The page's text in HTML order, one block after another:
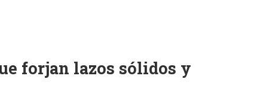
forjan lazos sólidos y